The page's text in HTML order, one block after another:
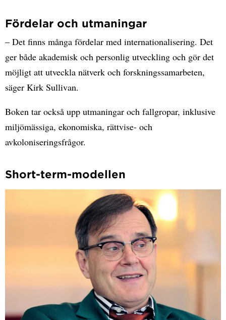
Fördelar och utmaningar
– Det finns många fördelar med internationalisering. Det
ger både akademisk och personlig utveckling och gör det
möjligt att utveckla nätverk och forskningssamarbeten,
säger Kirk Sullivan.
Boken tar också upp utmaningar och fallgropar, inklusive
miljömässiga, ekonomiska, rättvise- och
avkoloniseringsfrågor.
Short-term-modellen